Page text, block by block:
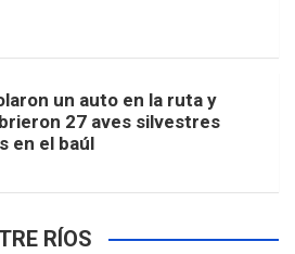
un auto en la ruta y
27 aves silvestres
en el baúl
RÍOS